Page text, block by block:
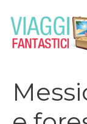
contenuto